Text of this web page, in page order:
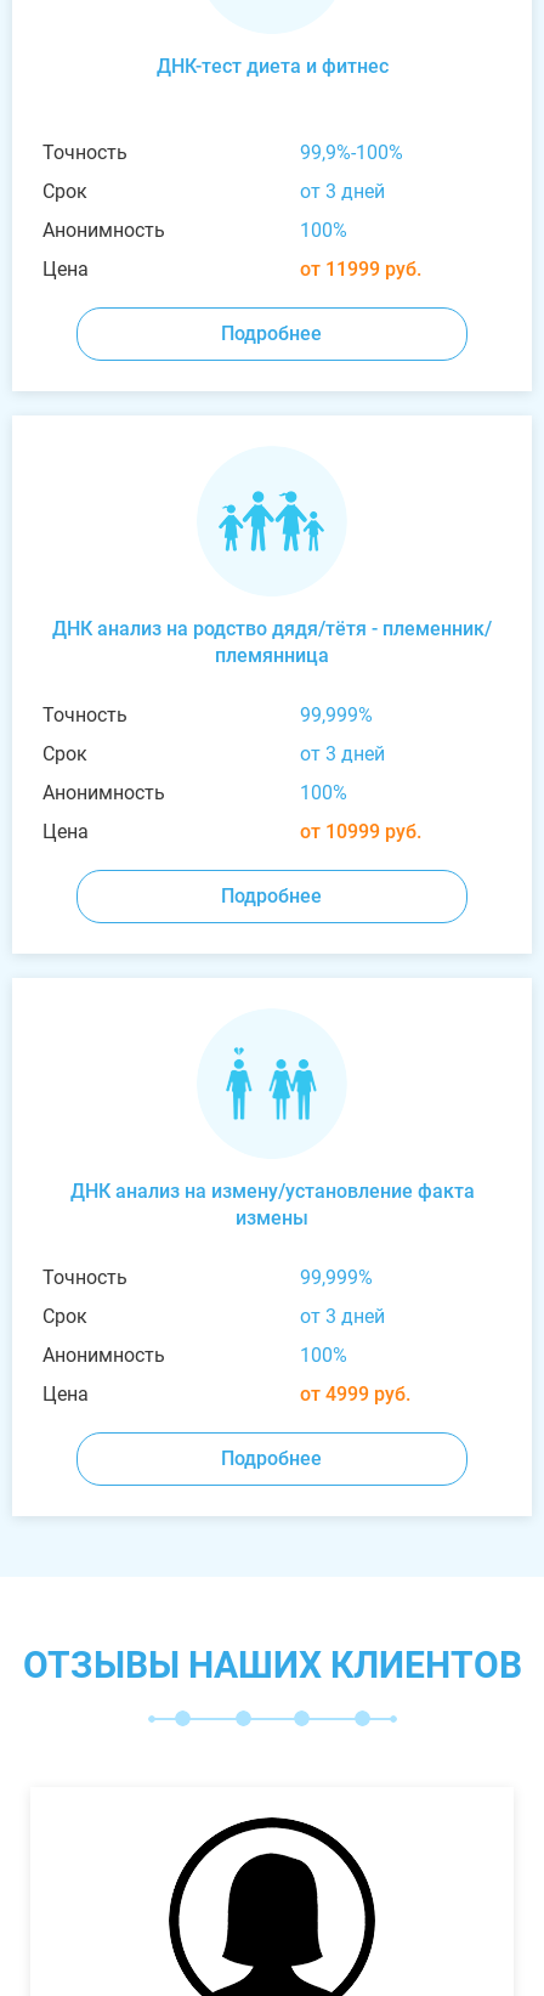
ДНК-тест диета и фитнес
Точность
99,9%-100%
Срок
от 3 дней
Анонимность
100%
Цена
от 11999 руб.
Подробнее
ДНК анализ на родство дядя/тётя - племенник/
племянница
Точность
99,999%
Срок
от 3 дней
Анонимность
100%
Цена
от 10999 руб.
Подробнее
ДНК анализ на измену/установление факта
измены
Точность
99,999%
Срок
от 3 дней
Анонимность
100%
Цена
от 4999 руб.
Подробнее
ОТЗЫВЫ НАШИХ КЛИЕНТОВ